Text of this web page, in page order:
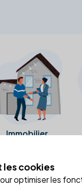
Immobilier
de la fiche
les cookies
optimiser les